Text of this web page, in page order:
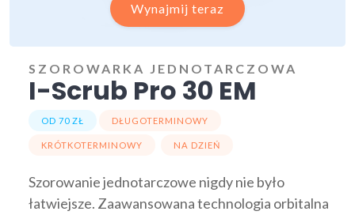
Wynajmij teraz
SZOROWARKA JEDNOTARCZOWA
I-Scrub Pro 30 EM
OD 70 ZŁ DŁUGOTERMINOWY
KRÓTKOTERMINOWY NA DZIEŃ
Szorowanie jednotarczowe nigdy nie było
łatwiejsze. Zaawansowana technologia orbitalna